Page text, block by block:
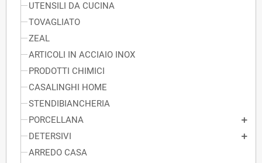
UTENSILI DA CUCINA
TOVAGLIATO
ZEAL
ARTICOLI IN ACCIAIO INOX
PRODOTTI CHIMICI
CASALINGHI HOME
STENDIBIANCHERIA
PORCELLANA
DETERSIVI
ARREDO CASA